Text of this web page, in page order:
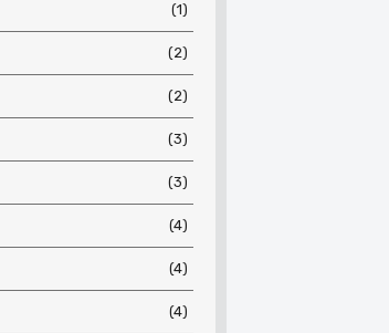
(1)
(2)
(2)
(3)
(3)
(4)
(4)
(4)